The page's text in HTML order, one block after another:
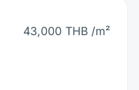
43,000 THB /m²